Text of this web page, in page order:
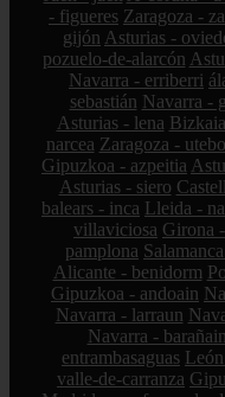
- figueres Zaragoza -
gijón Asturias -
pozuelo-de-alarcón
Navarra - erriberri
sebastián Navarra -
Asturias - lena
narcea Zaragoza - utebo
Gipuzkoa - azpeitia
Asturias - siero
balears - inca Lleida -
villaviciosa Girona
pamplona
Alicante - benidorm
Gipuzkoa - andoain
Navarra - larraun
Navarra - barañain
entrambasaguas
valle-de-carranza